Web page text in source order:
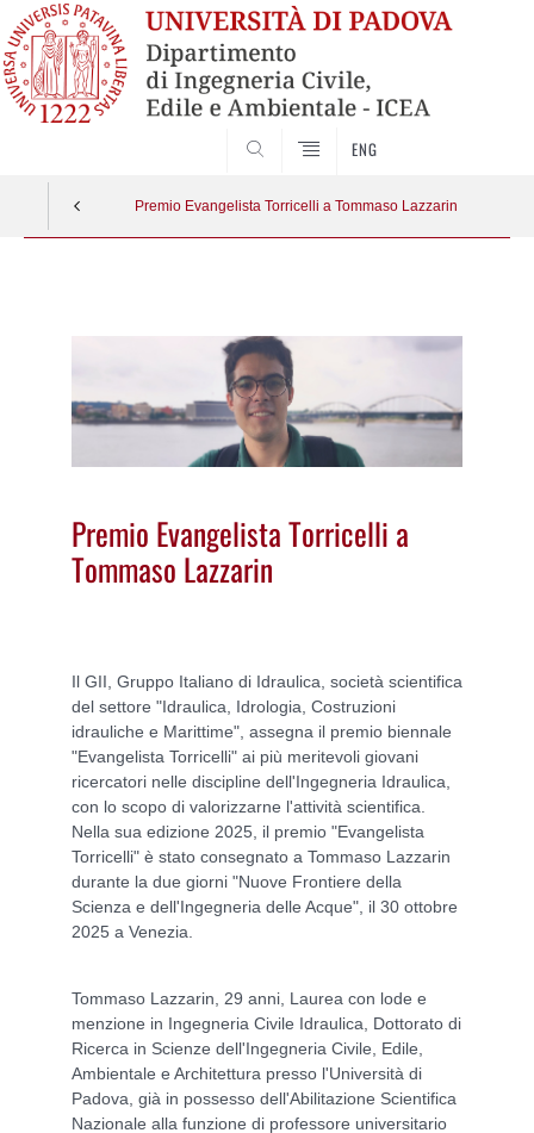
ENG
Premio Evangelista Torricelli a Tommaso Lazzarin
Premio Evangelista Torricelli a
Tommaso Lazzarin
Il GII, Gruppo Italiano di Idraulica, società scientifica
del settore "Idraulica, Idrologia, Costruzioni
idrauliche e Marittime", assegna il premio biennale
"Evangelista Torricelli" ai più meritevoli giovani
ricercatori nelle discipline dell'Ingegneria Idraulica,
con lo scopo di valorizzarne l'attività scientifica.
Nella sua edizione 2025, il premio "Evangelista
Torricelli" è stato consegnato a Tommaso Lazzarin
durante la due giorni "Nuove Frontiere della
Scienza e dell'Ingegneria delle Acque", il 30 ottobre
2025 a Venezia.
Tommaso Lazzarin, 29 anni, Laurea con lode e
menzione in Ingegneria Civile Idraulica, Dottorato di
Ricerca in Scienze dell'Ingegneria Civile, Edile,
Ambientale e Architettura presso l'Università di
Padova, già in possesso dell'Abilitazione Scientifica
Nazionale alla funzione di professore universitario